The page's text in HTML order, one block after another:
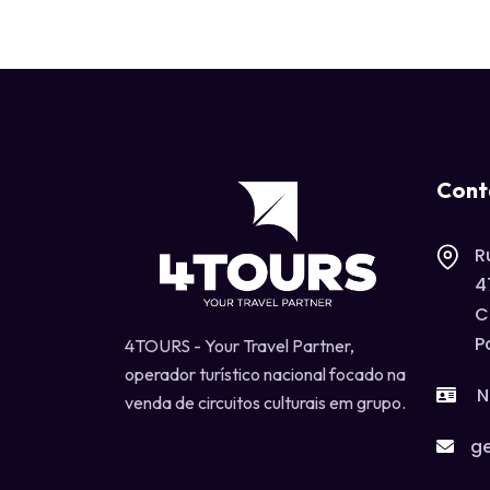
4TOURS - Your Travel Partner,
operador turístico nacional focado na
venda de circuitos culturais em grupo.